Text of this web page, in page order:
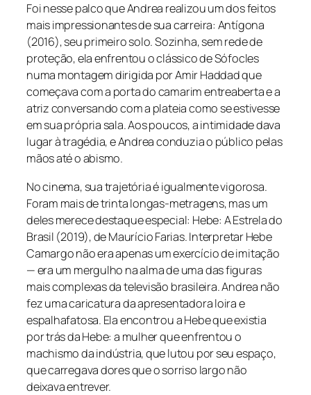
Foi nesse palco que Andrea realizou um dos feitos
mais impressionantes de sua carreira: Antígona
(2016), seu primeiro solo. Sozinha, sem rede de
proteção, ela enfrentou o clássico de Sófocles
numa montagem dirigida por Amir Haddad que
começava com a porta do camarim entreaberta e a
atriz conversando com a plateia como se estivesse
em sua própria sala. Aos poucos, a intimidade dava
lugar à tragédia, e Andrea conduzia o público pelas
mãos até o abismo.
No cinema, sua trajetória é igualmente vigorosa.
Foram mais de trinta longas-metragens, mas um
deles merece destaque especial: Hebe: A Estrela do
Brasil (2019), de Maurício Farias. Interpretar Hebe
Camargo não era apenas um exercício de imitação
— era um mergulho na alma de uma das figuras
mais complexas da televisão brasileira. Andrea não
fez uma caricatura da apresentadora loira e
espalhafatosa. Ela encontrou a Hebe que existia
por trás da Hebe: a mulher que enfrentou o
machismo da indústria, que lutou por seu espaço,
que carregava dores que o sorriso largo não
deixava entrever.